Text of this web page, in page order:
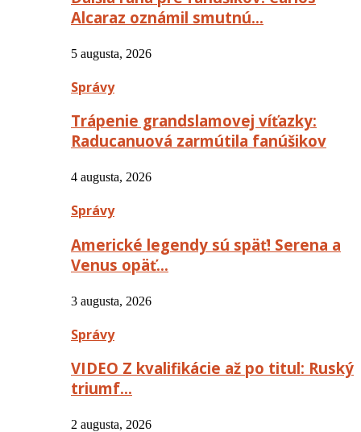
Alcaraz oznámil smutnú…
5 augusta, 2026
Správy
Trápenie grandslamovej víťazky:
Raducanuová zarmútila fanúšikov
4 augusta, 2026
Správy
Americké legendy sú späť! Serena a
Venus opäť…
3 augusta, 2026
Správy
VIDEO Z kvalifikácie až po titul: Ruský
triumf…
2 augusta, 2026